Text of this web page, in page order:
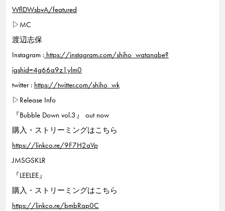
WflDWsbvA/featured
▷MC
渡辺志保
Instagram : https://instagram.com/shiho_watanabe?
igshid=4g66a9z1ylm0
twitter : https://twitter.com/shiho_wk
▷Release Info
『Bubble Down vol.3』 out now
購入・ストリーミングはこちら
https://linkco.re/9F7H2aVp
JMSGSKLR
『LEELEE』
購入・ストリーミングはこちら
https://linkco.re/bmbRap0C